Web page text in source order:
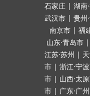
石家庄 | 湖南
武汉市 | 贵州
南京市 | 福
山东·青岛市 |
江苏·苏州 |
市 | 浙江·宁
市 | 山西·太
市 | 广东·广